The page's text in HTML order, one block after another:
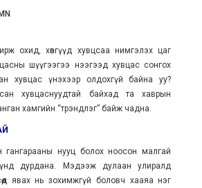
охид, хөвгүүд хувцсаа нимгэлэх цаг
шүүгээгээ нээгээд хувцас сонгох
хувцас үнэхээр олдохгүй байна уу?
хувцаснуудтай байхад та хаврын
хамгийн “трэндлэг” байж чадна.
гангарааны нууц болох ноосон малгай
дурдана. Мэдээж дулаан улиралд
явах нь зохимжгүй боловч хааяа нэг